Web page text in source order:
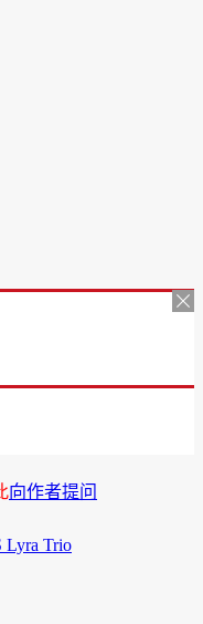
向作者提问
Lyra Trio